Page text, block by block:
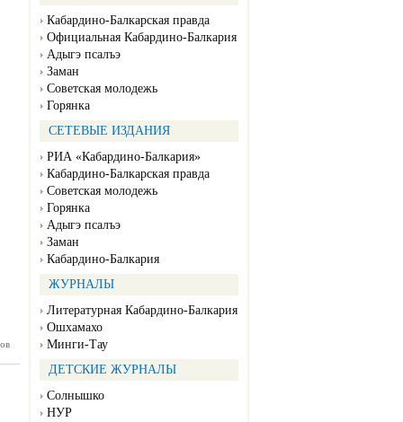
Кабардино-Балкарская правда
Официальная Кабардино-Балкария
Адыгэ псалъэ
Заман
Советская молодежь
Горянка
СЕТЕВЫЕ ИЗДАНИЯ
РИА «Кабардино-Балкария»
Кабардино-Балкарская правда
Советская молодежь
Горянка
Адыгэ псалъэ
Заман
Кабардино-Балкария
ЖУРНАЛЫ
Литературная Кабардино-Балкария
Ошхамахо
Минги-Тау
ДЕТСКИЕ ЖУРНАЛЫ
Солнышко
НУР
№51